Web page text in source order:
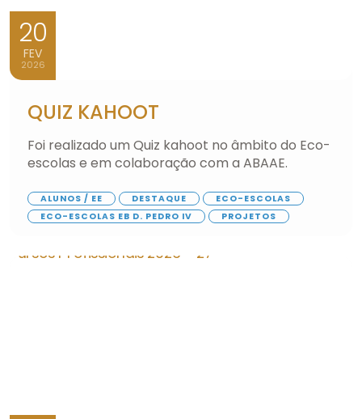
20
FEV
2026
QUIZ KAHOOT
Foi realizado um Quiz kahoot no âmbito do Eco-
escolas e em colaboração com a ABAAE.
ALUNOS / EE DESTAQUE
ECO-ESCOLAS
ECO-ESCOLAS EB D. PEDRO IV
PROJETOS